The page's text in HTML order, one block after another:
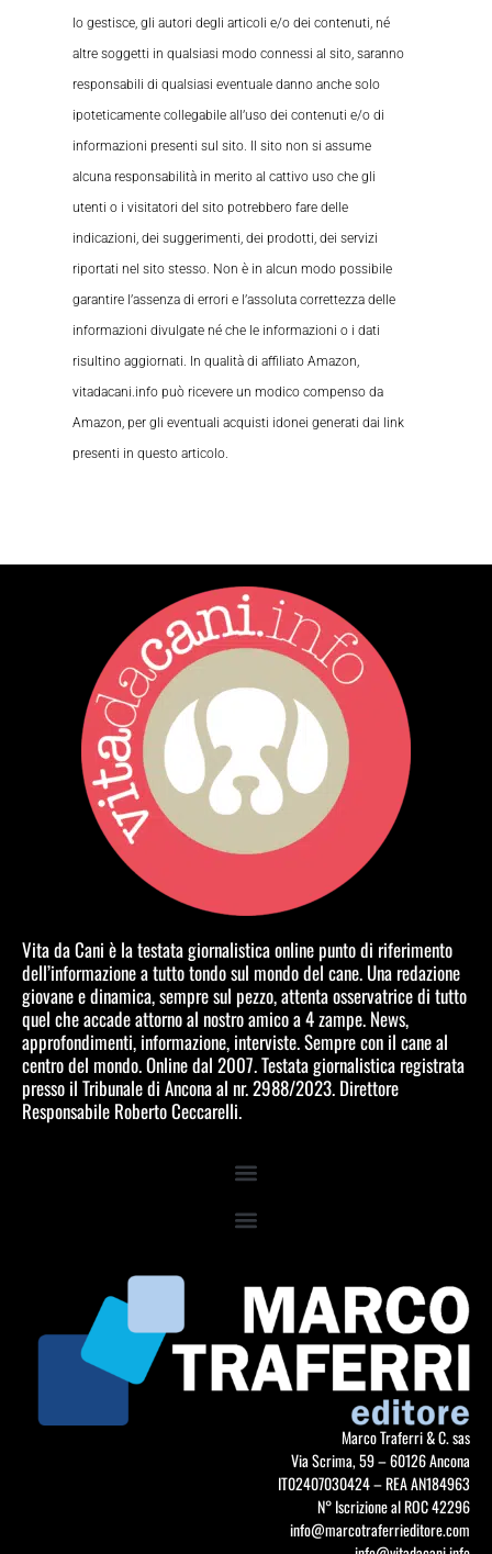
lo gestisce, gli autori degli articoli e/o dei contenuti, né
altre soggetti in qualsiasi modo connessi al sito, saranno
responsabili di qualsiasi eventuale danno anche solo
ipoteticamente collegabile all’uso dei contenuti e/o di
informazioni presenti sul sito. Il sito non si assume
alcuna responsabilità in merito al cattivo uso che gli
utenti o i visitatori del sito potrebbero fare delle
indicazioni, dei suggerimenti, dei prodotti, dei servizi
riportati nel sito stesso. Non è in alcun modo possibile
garantire l’assenza di errori e l’assoluta correttezza delle
informazioni divulgate né che le informazioni o i dati
risultino aggiornati. In qualità di affiliato Amazon,
vitadacani.info può ricevere un modico compenso da
Amazon, per gli eventuali acquisti idonei generati dai link
presenti in questo articolo.
Vita da Cani è la testata giornalistica online punto di riferimento
dell’informazione a tutto tondo sul mondo del cane. Una redazione
giovane e dinamica, sempre sul pezzo, attenta osservatrice di tutto
quel che accade attorno al nostro amico a 4 zampe. News,
approfondimenti, informazione, interviste. Sempre con il cane al
centro del mondo. Online dal 2007. Testata giornalistica registrata
presso il Tribunale di Ancona al nr. 2988/2023. Direttore
Responsabile Roberto Ceccarelli.
Marco Traferri & C. sas
Via Scrima, 59 – 60126 Ancona
IT02407030424 – REA AN184963
N° Iscrizione al ROC 42296
info@marcotraferrieditore.com